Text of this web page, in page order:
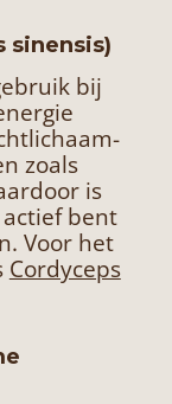
sinensis)
bij
zoals
is
bent
Voor het
Cordyceps